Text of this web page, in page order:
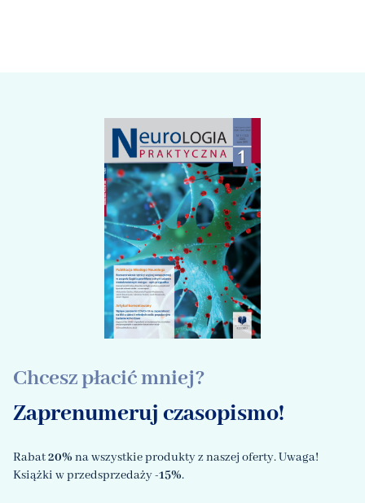
Chcesz płacić mniej?
Zaprenumeruj czasopismo!
Rabat20% na wszystkie produkty z naszej oferty. Uwaga!
Książki w przedsprzedaży-15%.